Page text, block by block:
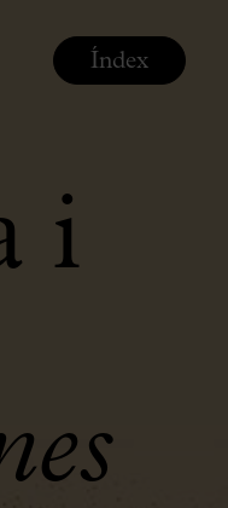
i
Índex